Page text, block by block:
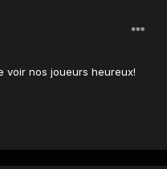
voir nos joueurs heureux!